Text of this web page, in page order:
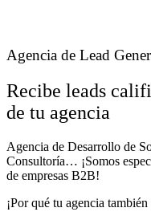
Agencia de Lead
Recibe leads
de tu agencia
Agencia de Desarrollo de
Consultoría… ¡Somos
de empresas B2B!
¡Por qué tu agencia